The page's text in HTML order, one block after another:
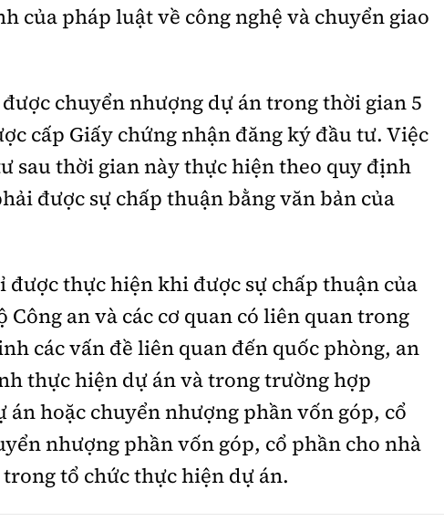
của pháp luật về công nghệ và chuyển giao
chuyển nhượng dự án trong thời gian 5
cấp Giấy chứng nhận đăng ký đầu tư. Việc
sau thời gian này thực hiện theo quy định
được sự chấp thuận bằng văn bản của
được thực hiện khi được sự chấp thuận của
Công an và các cơ quan có liên quan trong
các vấn đề liên quan đến quốc phòng, an
thực hiện dự án và trong trường hợp
án hoặc chuyển nhượng phần vốn góp, cổ
nhượng phần vốn góp, cổ phần cho nhà
tổ chức thực hiện dự án.